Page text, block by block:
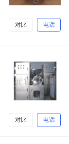
对比 电话
对比 电话